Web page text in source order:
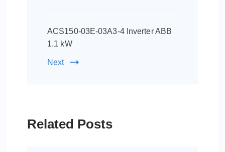
ACS150-03E-03A3-4 Inverter ABB
1.1 kW
Next
Related Posts